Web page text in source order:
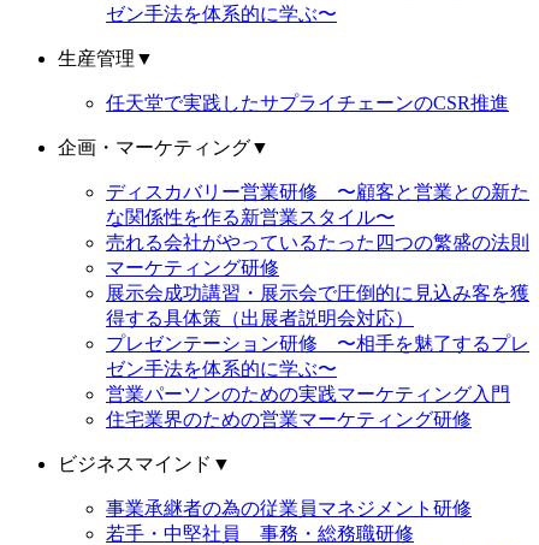
ゼン手法を体系的に学ぶ〜
生産管理 ▼
任天堂で実践したサプライチェーンのCSR推進
企画・マーケティング▼
ディスカバリー営業研修 〜顧客と営業との新た
な関係性を作る新営業スタイル〜
売れる会社がやっているたった四つの繁盛の法則
マーケティング研修
展示会成功講習・展示会で圧倒的に見込み客を獲
得する具体策（出展者説明会対応）
プレゼンテーション研修 〜相手を魅了するプレ
ゼン手法を体系的に学ぶ〜
営業パーソンのための実践マーケティング入門
住宅業界のための営業マーケティング研修
ビジネスマインド ▼
事業承継者の為の従業員マネジメント研修
若手・中堅社員 事務・総務職研修